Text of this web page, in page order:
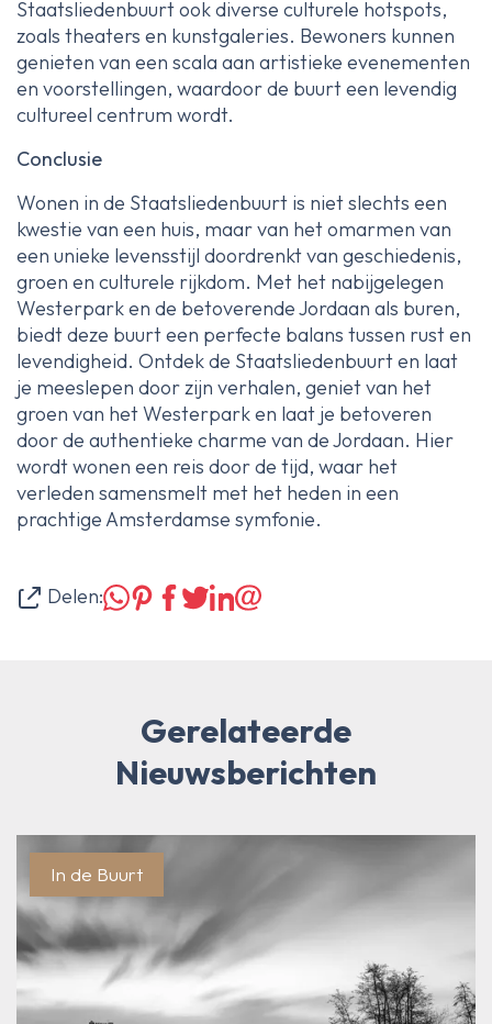
Staatsliedenbuurt ook diverse culturele hotspots,
zoals theaters en kunstgaleries. Bewoners kunnen
genieten van een scala aan artistieke evenementen
en voorstellingen, waardoor de buurt een levendig
cultureel centrum wordt.
Conclusie
Wonen in de Staatsliedenbuurt is niet slechts een
kwestie van een huis, maar van het omarmen van
een unieke levensstijl doordrenkt van geschiedenis,
groen en culturele rijkdom. Met het nabijgelegen
Westerpark en de betoverende Jordaan als buren,
biedt deze buurt een perfecte balans tussen rust en
levendigheid. Ontdek de Staatsliedenbuurt en laat
je meeslepen door zijn verhalen, geniet van het
groen van het Westerpark en laat je betoveren
door de authentieke charme van de Jordaan. Hier
wordt wonen een reis door de tijd, waar het
verleden samensmelt met het heden in een
prachtige Amsterdamse symfonie.
Delen:
Gerelateerde
Nieuwsberichten
In de Buurt